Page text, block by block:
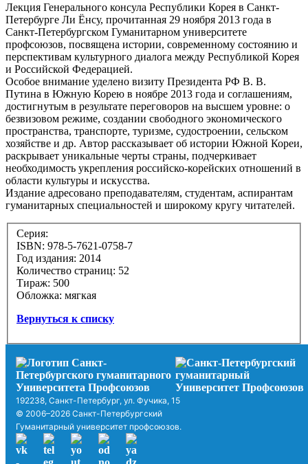
Лекция Генерального консула Республики Корея в Санкт-
Петербурге Ли Ёнсу, прочитанная 29 ноября 2013 года в
Санкт-Петербургском Гуманитарном университете
профсоюзов, посвящена истории, современному состоянию и
перспективам культурного диалога между Республикой Корея
и Российской Федерацией.
Особое внимание уделено визиту Президента РФ В. В.
Путина в Южную Корею в ноябре 2013 года и соглашениям,
достигнутым в результате переговоров на высшем уровне: о
безвизовом режиме, создании свободного экономического
пространства, транспорте, туризме, судостроении, сельском
хозяйстве и др. Автор рассказывает об истории Южной Кореи,
раскрывает уникальные черты страны, подчеркивает
необходимость укрепления российско-корейских отношений в
области культуры и искусства.
Издание адресовано преподавателям, студентам, аспирантам
гуманитарных специальностей и широкому кругу читателей.
Серия:
ISBN: 978-5-7621-0758-7
Год издания: 2014
Количество страниц: 52
Тираж: 500
Обложка: мягкая
Вернуться к списку
192238, Санкт-Петербург, ул. Фучика, 15
© 2006–2026 Санкт-Петербургский
Гуманитарный университет профсоюзов.